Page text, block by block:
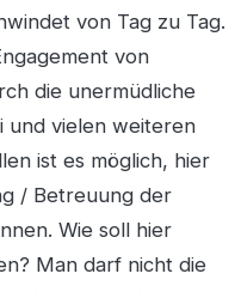
von Tag zu Tag.
von
die unermüdliche
und vielen weiteren
ist es möglich, hier
/ Betreuung der
Wie soll hier
Man darf nicht die